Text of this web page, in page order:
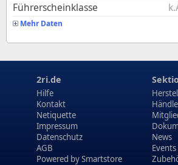
Führerscheinklasse
Mehr Daten
2ri.de
Hilfe
Kontakt
Netiquette
Impressum
Datenschutz
AGB
Powered bySmartstore
News
Events